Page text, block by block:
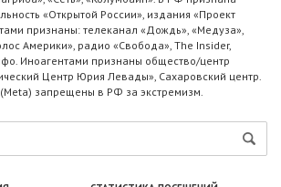
«Открытой России», издания «Проект
признаны: телеканал «Дождь», «Медуза»,
Америки», радио «Свобода», The Insider,
Иноагентами признаны общество/центр
Центр Юрия Левады», Сахаровский центр.
запрещены в РФ за экстремизм.